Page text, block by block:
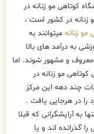
کوتاهی مو زنانه در
زنانه در کشور است ،
مو زنانه میتوانند به
به درآمد های بالا
معروف و مشهور شوند. اما
مو زنانه در
چند دهه این مرکز
را در هرجایی یافت .
به آرایشگرانی که قبلا
را گذرانده اند و یا